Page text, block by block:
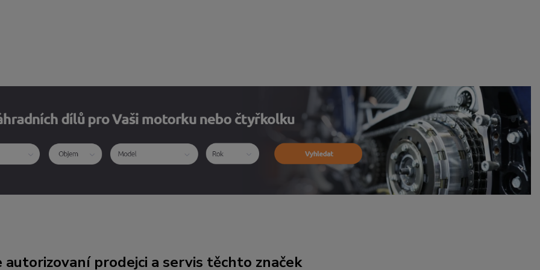
autorizovaní prodejci a servis těchto značek